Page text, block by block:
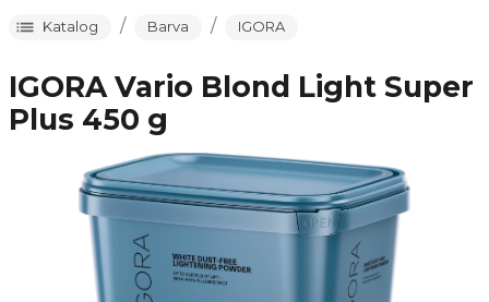
Katalog / Barva / IGORA
IGORA Vario Blond Light Super
Plus 450 g